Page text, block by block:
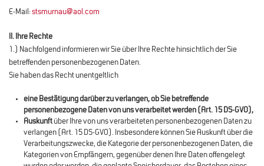
E-Mail: stsmurnau@aol.com
II. Ihre Rechte
1.) Nachfolgend informieren wir Sie über Ihre Rechte hinsichtlich der Sie
betreffenden personenbezogenen Daten.
Sie haben das Recht unentgeltlich
eine Bestätigungdarüber zu verlangen, ob Sie betreffende
personenbezogene Daten von uns verarbeitet werden (Art. 15 DS-GVO),
Auskunftüber Ihre von uns verarbeiteten personenbezogenen Daten zu
verlangen (Art. 15 DS-GVO). Insbesondere können Sie Auskunft über die
Verarbeitungszwecke, die Kategorie der personenbezogenen Daten, die
Kategorien von Empfängern, gegenüber denen Ihre Daten offengelegt